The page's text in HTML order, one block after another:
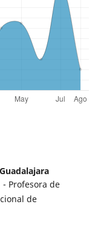
- Profesora de
de